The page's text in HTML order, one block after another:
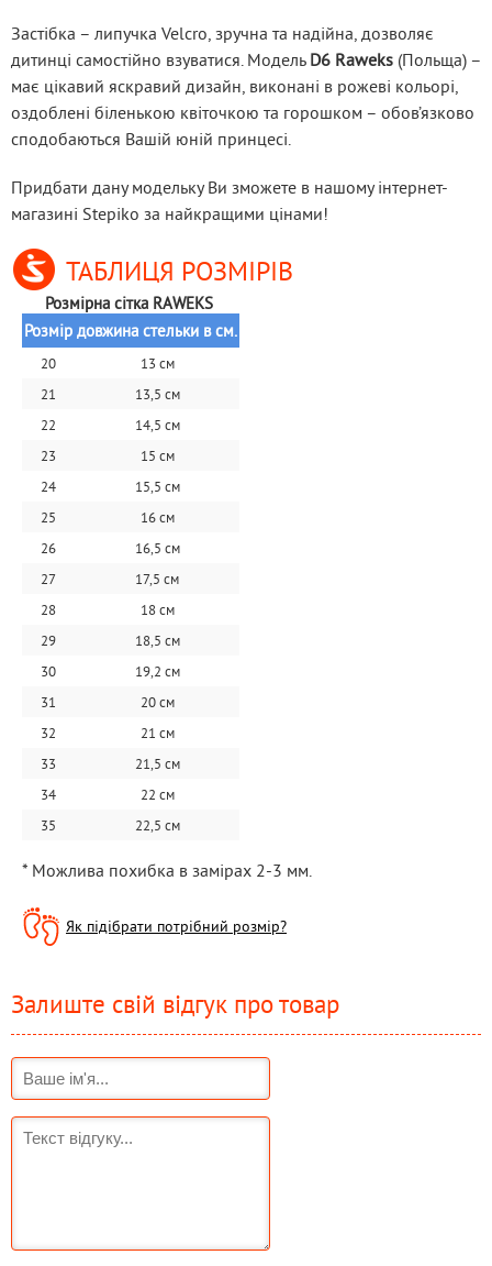
Застібка – липучка Velcro, зручна та надійна, дозволяє
дитинці самостійно взуватися. Модель D6 Raweks (Польща) –
має цікавий яскравий дизайн, виконані в рожеві кольорі,
оздоблені біленькою квіточкою та горошком – обов’язково
сподобаються Вашій юній принцесі.
Придбати дану модельку Ви зможете в нашому інтернет-
магазині Stepiko за найкращими цінами!
ТАБЛИЦЯ РОЗМІРІВ
Розмірна сітка RAWEKS
Розмір довжина стельки в см.
20
13 см
21
13,5 см
22
14,5 см
23
15 см
24
15,5 см
25
16 см
26
16,5 см
27
17,5 см
28
18 см
29
18,5 см
30
19,2 см
31
20 см
32
21 см
33
21,5 см
34
22 см
35
22,5 см
* Можлива похибка в замірах 2-3 мм.
Як підібрати потрібний розмір?
Залиште свій відгук про товар